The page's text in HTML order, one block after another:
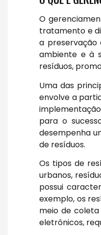
O
tratamento e
a preservação
ambiente e à
resíduos,
Uma das
envolve a
para o
desempenha
de resíduos.
Os tipos de
urbanos,
possui
exemplo, os
meio de
eletrônicos,